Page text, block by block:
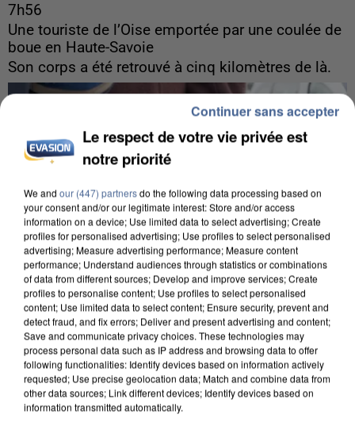
7h56
Une touriste de l’Oise emportée par une coulée de
boue en Haute-Savoie
Son corps a été retrouvé à cinq kilomètres de là.
5 août 2026
L’un des fondateurs supposés de la DZ Mafia
interpellé en Algérie
Il est soupçonné d'y avoir mené ses opérations en
Le respect de votre vie privée est
notre priorité
We and our (447) partnersdo the following data processing based on
your consent and/or our legitimate interest: Store and/or access
information on a device; Use limited data to select advertising; Create
profiles for personalised advertising; Use profiles to select personalised
advertising; Measure advertising performance; Measure content
performance; Understand audiences through statistics or combinations
of data from different sources; Develop and improve services; Create
profiles to personalise content; Use profiles to select personalised
content; Use limited data to select content; Ensure security, prevent and
detect fraud, and fix errors; Deliver and present advertising and content;
Save and communicate privacy choices. These technologies may
process personal data such as IP address and browsing data to offer
following functionalities: Identify devices based on information actively
requested; Use precise geolocation data; Match and combine data from
other data sources; Link different devices; Identify devices based on
information transmitted automatically.
Continuer sans accepter